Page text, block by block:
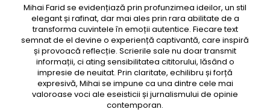
Mihai Farid se evidențiază prin profunzimea ideilor, un stil
elegant și rafinat, dar mai ales prin rara abilitate de a
transforma cuvintele în emoții autentice. Fiecare text
semnat de el devine o experiență captivantă, care inspiră
și provoacă reflecție. Scrierile sale nu doar transmit
informații, ci ating sensibilitatea cititorului, lăsând o
impresie de neuitat. Prin claritate, echilibru și forță
expresivă, Mihai se impune ca una dintre cele mai
valoroase voci ale eseisticii și jurnalismului de opinie
contemporan.